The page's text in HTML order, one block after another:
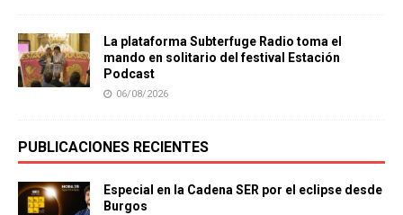
La plataforma Subterfuge Radio toma el
mando en solitario del festival Estación
Podcast
06/08/2026
PUBLICACIONES RECIENTES
Especial en la Cadena SER por el eclipse desde
Burgos